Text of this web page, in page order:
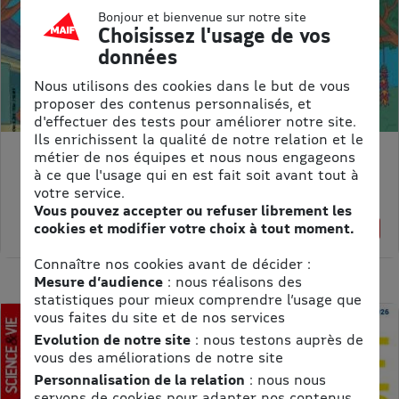
1% de remise
ASTRAPI
Prix kiosque : 62,40 €
Meilleur prix :
61,75 €
Bonjour et bienvenue sur notre site
Choisissez l'usage de vos
données
Nous utilisons des cookies dans le but de vous
proposer des contenus personnalisés, et
d'effectuer des tests pour améliorer notre site.
Ils enrichissent la qualité de notre relation et le
métier de nos équipes et nous nous engageons
à ce que l'usage qui en est fait soit avant tout à
votre service.
Vous pouvez accepter ou refuser librement les
cookies et modifier votre choix à tout moment.
Connaître nos cookies avant de décider :
Mesure d’audience: nous réalisons des
statistiques pour mieux comprendre l’usage que
vous faites du site et de nos services
Evolution de notre site: nous testons auprès de
vous des améliorations de notre site
Personnalisation de la relation : nous nous